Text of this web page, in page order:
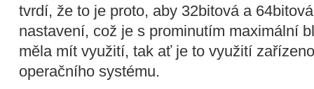
tvrdí, že to je proto, aby 32bitová a
nastavení, což je s prominutím maximální
měla mít využití, tak ať je to využití
operačního systému.